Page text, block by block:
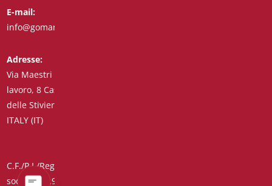
E-mail:
info@goman.it
Adresse:
Via Maestri del
lavoro, 8 Castiglione
delle Stiviere 46043
ITALY (IT)
C.F./P.I./Reg. Impr. 01890020207 – R.E.A. n° 206739 – Capital
social € 45.900,00 Code unique 7HE8RN5